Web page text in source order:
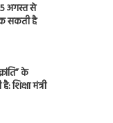
अगस्त से
सकती है
के
शिक्षा मंत्री